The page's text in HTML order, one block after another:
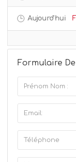
Aujourd'hui
Formulaire